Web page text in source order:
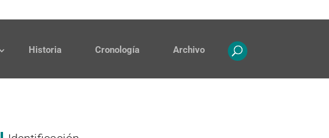
Historia Cronología Archivo